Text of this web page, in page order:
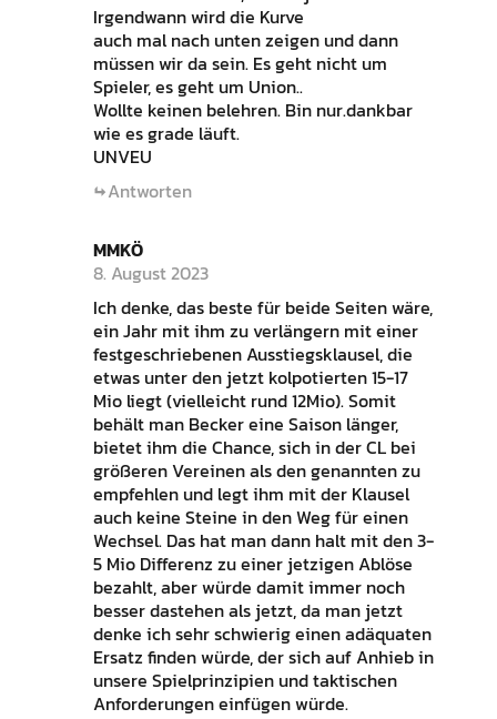
Irgendwann wird die Kurve
auch mal nach unten zeigen und dann
müssen wir da sein. Es geht nicht um
Spieler, es geht um Union..
Wollte keinen belehren. Bin nur.dankbar
wie es grade läuft.
UNVEU
Antworten
MMKÖ
8. August 2023
Ich denke, das beste für beide Seiten wäre,
ein Jahr mit ihm zu verlängern mit einer
festgeschriebenen Ausstiegsklausel, die
etwas unter den jetzt kolpotierten 15-17
Mio liegt (vielleicht rund 12Mio). Somit
behält man Becker eine Saison länger,
bietet ihm die Chance, sich in der CL bei
größeren Vereinen als den genannten zu
empfehlen und legt ihm mit der Klausel
auch keine Steine in den Weg für einen
Wechsel. Das hat man dann halt mit den 3-
5 Mio Differenz zu einer jetzigen Ablöse
bezahlt, aber würde damit immer noch
besser dastehen als jetzt, da man jetzt
denke ich sehr schwierig einen adäquaten
Ersatz finden würde, der sich auf Anhieb in
unsere Spielprinzipien und taktischen
Anforderungen einfügen würde.